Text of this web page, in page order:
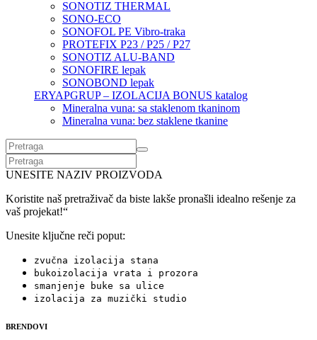
SONOTIZ THERMAL
SONO-ECO
SONOFOL PE Vibro-traka
PROTEFIX P23 / P25 / P27
SONOTIZ ALU-BAND
SONOFIRE lepak
SONOBOND lepak
ERYAPGRUP – IZOLACIJA BONUS katalog
Mineralna vuna: sa staklenom tkaninom
Mineralna vuna: bez staklene tkanine
UNESITE NAZIV PROIZVODA
Koristite naš pretraživač da biste lakše pronašli idealno rešenje za
vaš projekat!“
Unesite ključne reči poput:
zvučna izolacija stana
bukoizolacija vrata i prozora
smanjenje buke sa ulice
izolacija za muzički studio
BRENDOVI